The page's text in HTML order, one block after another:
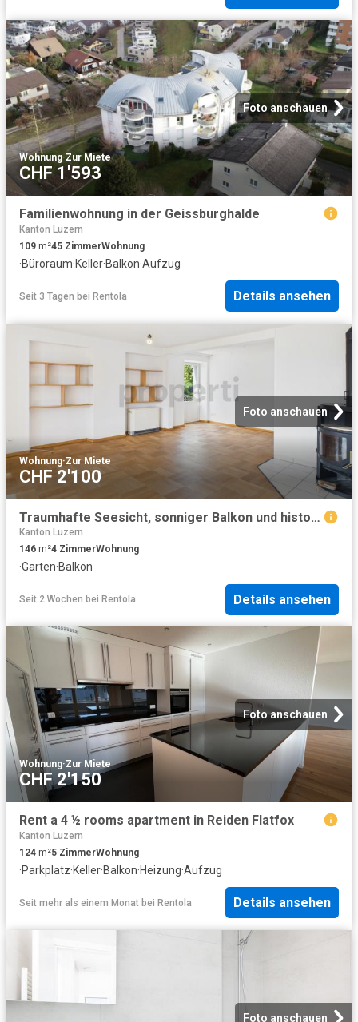
Foto anschauen
Wohnung·Zur Miete
CHF 1'593
Familienwohnung in der Geissburghalde
Kanton Luzern
109 m²45 ZimmerWohnung
·Büroraum·Keller·Balkon·Aufzug
Seit 3 Tagen bei Rentola Details ansehen
Foto anschauen
Wohnung·Zur Miete
CHF 2'100
Traumhafte Seesicht, sonniger Balkon und historischer Altbau Charme
Kanton Luzern
146 m²4 ZimmerWohnung
·Garten·Balkon
Seit 2 Wochen bei Rentola Details ansehen
Foto anschauen
Wohnung·Zur Miete
CHF 2'150
Rent a 4 ½ rooms apartment in Reiden Flatfox
Kanton Luzern
124 m²5 ZimmerWohnung
·Parkplatz·Keller·Balkon·Heizung·Aufzug
Seit mehr als einem Monat bei Rentola Details ansehen
Foto anschauen